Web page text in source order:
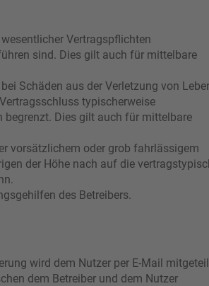
Vertragspflichten
sind. Dies gilt auch für mittelbare
Schäden aus der Verletzung von
typischerweise
begrenzt. Dies gilt auch für mittelbare
vorsätzlichem oder grob fahrlässigem
der Höhe nach auf die
des Betreibers.
wird dem Nutzer per E-Mail
dem Betreiber und dem Nutzer